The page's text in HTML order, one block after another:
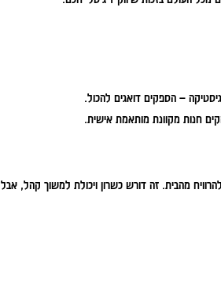
– הספקים דואגים להכול.
מהבית. זה דורש כשרון ויכולת למשוך קהל, אבל